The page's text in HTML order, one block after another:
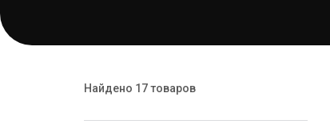
Найдено 17 товаров